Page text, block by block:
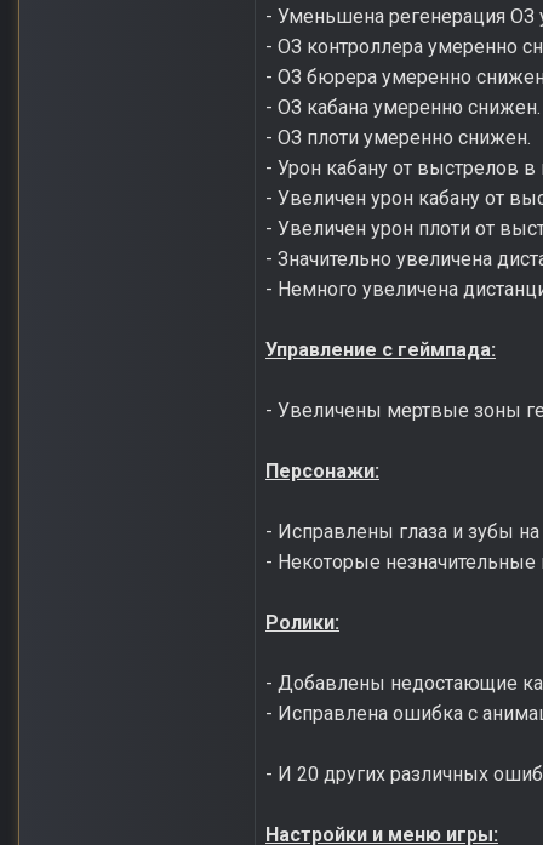
- Уменьшена регенерация ОЗ
- ОЗ контроллера умеренно
- ОЗ бюрера умеренно
- ОЗ кабана умеренно снижен.
- ОЗ плоти умеренно снижен.
- Урон кабану от выстрелов в
- Увеличен урон кабану от
- Увеличен урон плоти от
- Значительно увеличена
- Немного увеличена
Управление с геймпада:
- Увеличены мертвые зоны
Персонажи:
- Исправлены глаза и зубы
- Некоторые
Ролики:
- Добавлены недостающие
- Исправлена ошибка с
- И 20 других различных
Настройки и меню игры: